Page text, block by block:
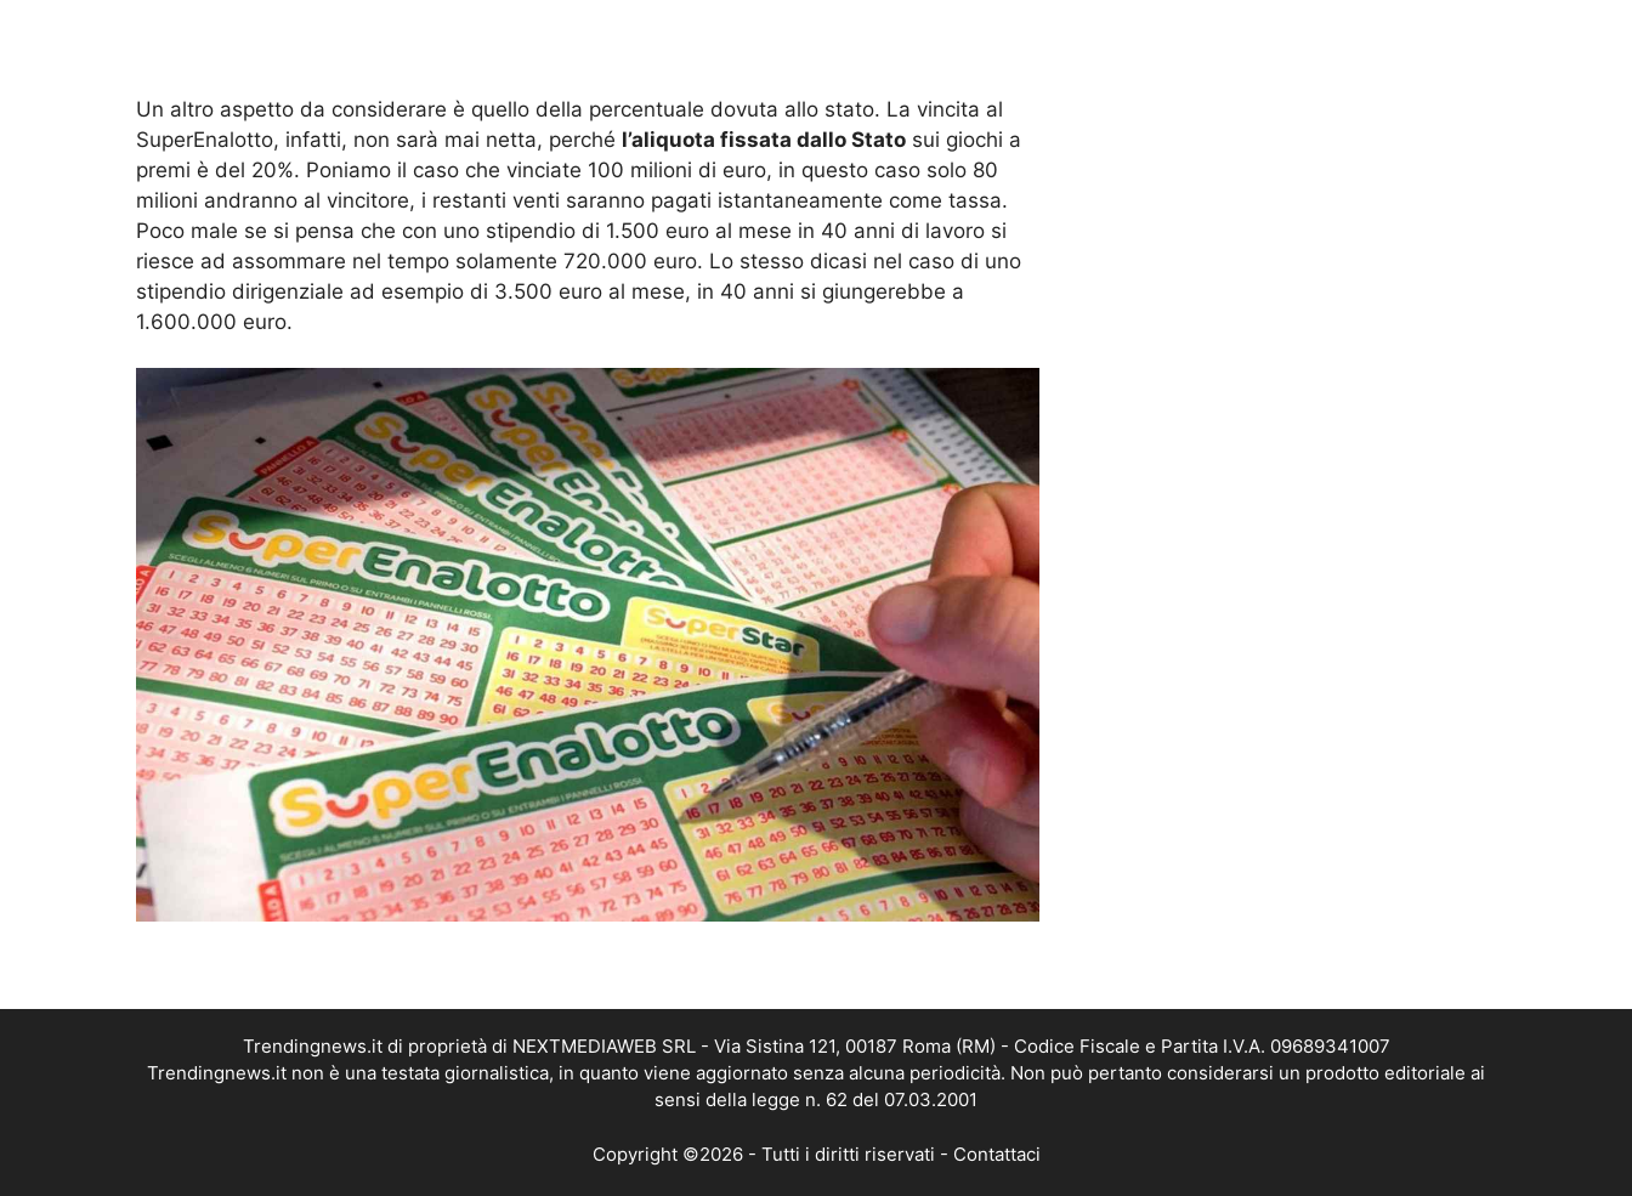
Un altro aspetto da considerare è quello della percentuale dovuta allo stato. La vincita al
SuperEnalotto, infatti, non sarà mai netta, perché l’aliquota fissata dallo Stato sui giochi a
premi è del 20%. Poniamo il caso che vinciate 100 milioni di euro, in questo caso solo 80
milioni andranno al vincitore, i restanti venti saranno pagati istantaneamente come tassa.
Poco male se si pensa che con uno stipendio di 1.500 euro al mese in 40 anni di lavoro si
riesce ad assommare nel tempo solamente 720.000 euro. Lo stesso dicasi nel caso di uno
stipendio dirigenziale ad esempio di 3.500 euro al mese, in 40 anni si giungerebbe a
1.600.000 euro.
Trendingnews.it di proprietà di NEXTMEDIAWEB SRL - Via Sistina 121, 00187 Roma (RM) - Codice Fiscale e Partita I.V.A. 09689341007
Trendingnews.it non è una testata giornalistica, in quanto viene aggiornato senza alcuna periodicità. Non può pertanto considerarsi un prodotto editoriale ai
sensi della legge n. 62 del 07.03.2001
Copyright ©2026 - Tutti i diritti riservati - Contattaci